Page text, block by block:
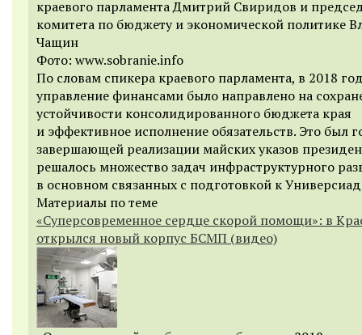
краевого парламента Дмитрий Свиридов и
комитета по бюджету и экономической политике
Чащин
Фото: www.sobranie.info
По словам спикера краевого парламента, в 2018
управление финансами было направлено на
устойчивости консолидированного бюджета края
и эффективное исполнение обязательств. Это был
завершающей реализации майских указов
решалось множество задач инфраструктурного
в основном связанных с подготовкой к
Материалы по теме
«Суперсовременное сердце скорой помощи»: в
открылся новый корпус БСМП (видео)